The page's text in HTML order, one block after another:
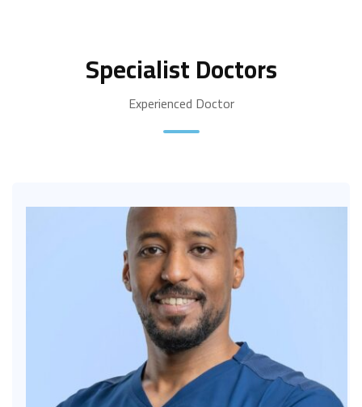
Specialist Doctors
Experienced Doctor